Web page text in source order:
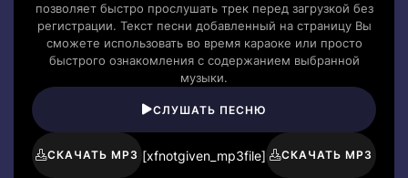
позволяет быстро прослушать трек перед загрузкой без
регистрации. Текст песни добавленный на страницу Вы
сможете использовать во время караоке или просто
быстрого ознакомления с содержанием выбранной
музыки.
СЛУШАТЬ ПЕСНЮ
СКАЧАТЬ MP3 [xfnotgiven_mp3file] СКАЧАТЬ MP3